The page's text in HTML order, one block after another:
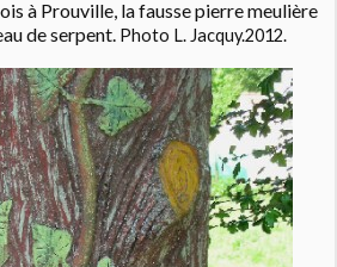
à Prouville, la fausse pierre meulière
de serpent. Photo L. Jacquy.2012.